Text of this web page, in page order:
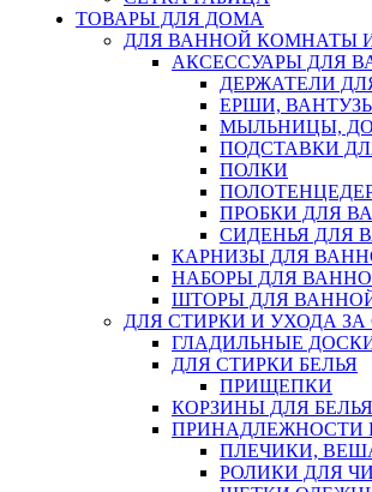
ТОВАРЫ ДЛЯ ДОМА
ДЛЯ ВАННОЙ КОМНАТЫ
АКСЕССУАРЫ ДЛЯ
ДЕРЖАТЕЛИ
ЕРШИ,
МЫЛЬНИЦЫ,
ПОДСТАВКИ
ПОЛКИ
ПРОБКИ ДЛЯ
СИДЕНЬЯ ДЛЯ
КАРНИЗЫ ДЛЯ
НАБОРЫ ДЛЯ
ШТОРЫ ДЛЯ
ДЛЯ СТИРКИ И УХОДА
ГЛАДИЛЬНЫЕ
ДЛЯ СТИРКИ БЕЛЬЯ
ПРИЩЕПКИ
КОРЗИНЫ ДЛЯ БЕЛЬЯ
ПРИНАДЛЕЖНОСТИ
ПЛЕЧИКИ,
РОЛИКИ ДЛЯ